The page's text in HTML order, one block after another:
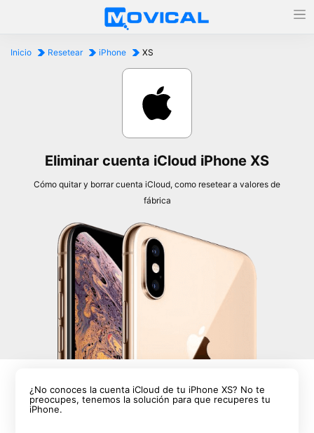
Inicio Resetear iPhone XS
Eliminar cuenta iCloud iPhone XS
Cómo quitar y borrar cuenta iCloud, como resetear a valores de
fábrica
¿No conoces la cuenta iCloud de tu iPhone XS? No te
preocupes, tenemos la solución para que recuperes tu
iPhone.